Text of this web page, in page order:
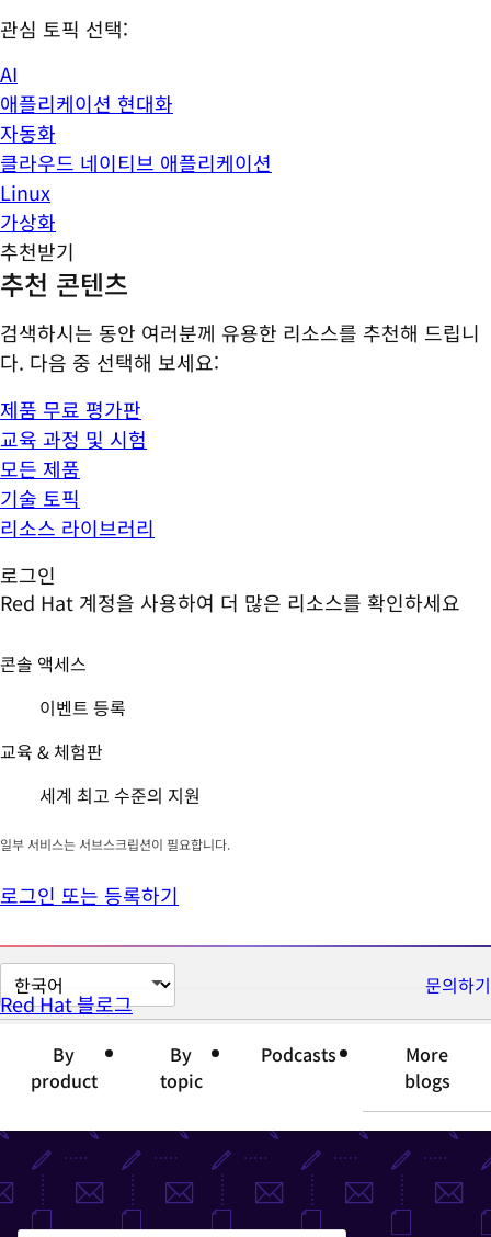
관심 토픽 선택:
AI
애플리케이션 현대화
자동화
클라우드 네이티브 애플리케이션
Linux
가상화
추천받기
추천 콘텐츠
검색하시는 동안 여러분께 유용한 리소스를 추천해 드립니
다. 다음 중 선택해 보세요:
제품 무료 평가판
교육 과정 및 시험
모든 제품
기술 토픽
리소스 라이브러리
로그인
Red Hat 계정을 사용하여 더 많은 리소스를 확인하세요
콘솔 액세스
이벤트 등록
교육 & 체험판
세계 최고 수준의 지원
일부 서비스는 서브스크립션이 필요합니다.
로그인 또는 등록하기
페
이
변
문의하기
Red Hat 블로그
By
product
By
topic
Podcasts
More
blogs